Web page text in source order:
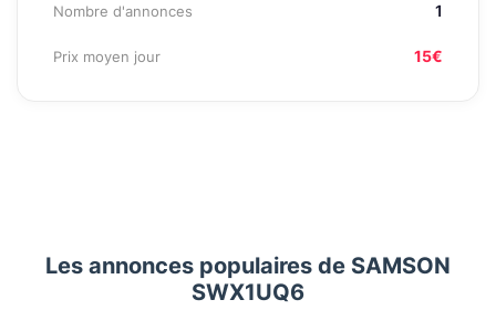
Nombre d'annonces 1
Prix moyen jour 15€
Les annonces populaires de SAMSON
SWX1UQ6